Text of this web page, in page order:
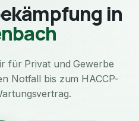
in
für Privat und Gewerbe
Notfall bis zum HACCP-